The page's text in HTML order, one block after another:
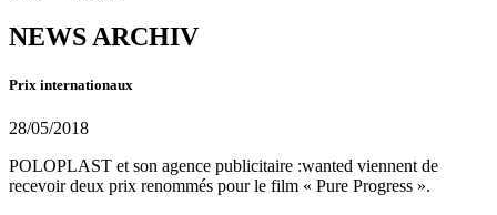
NEWS ARCHIV
Prix internationaux
28/05/2018
POLOPLAST et son agence publicitaire :wanted viennent de
recevoir deux prix renommés pour le film « Pure Progress ».